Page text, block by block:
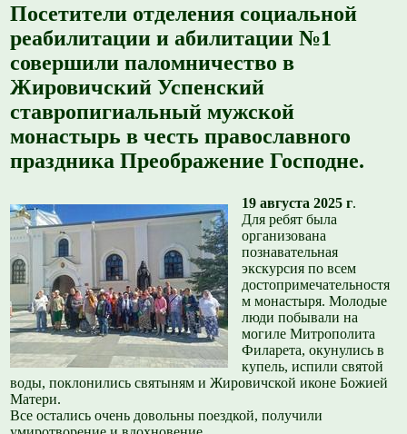
Посетители отделения социальной
реабилитации и абилитации №1
совершили паломничество в
Жировичский Успенский
ставропигиальный мужской
монастырь в честь православного
праздника Преображение Господне.
19 августа 2025 г.
Для ребят была
организована
познавательная
экскурсия по всем
достопримечательностя
м монастыря. Молодые
люди побывали на
могиле Митрополита
Филарета, окунулись в
купель, испили святой
воды, поклонились святыням и Жировичской иконе Божией
Матери.
Все остались очень довольны поездкой, получили